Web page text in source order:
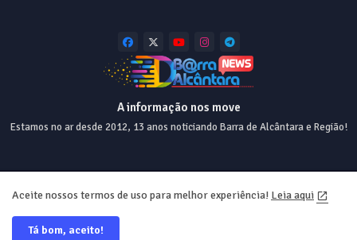
A informação nos move
Estamos no ar desde 2012, 13 anos noticiando Barra de Alcântara e Região!
Desde 2012 💯 Desing e Web ❤️ @equiperrs
Home About Contact us Privacy Policy
Aceite nossos termos de uso para melhor experiência! Leia aqui
Tá bom, aceito!